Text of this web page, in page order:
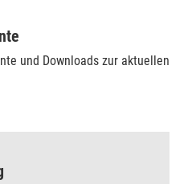
und Downloads zur aktuellen